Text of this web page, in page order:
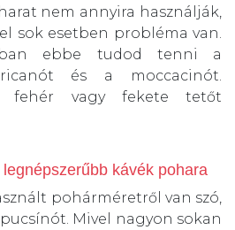
nem annyira használják,
sok esetben probléma van.
ebbe tudod tenni a
és a moccacinót.
fehér vagy fekete tetőt
kávék pohara
pohárméretről van szó,
Mivel nagyon sokan